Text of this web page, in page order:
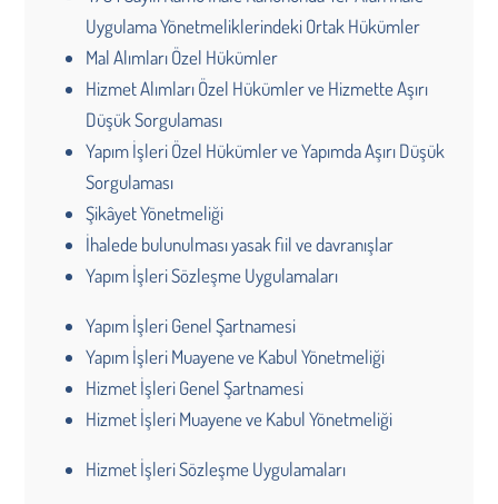
Uygulama Yönetmeliklerindeki Ortak Hükümler
Mal Alımları Özel Hükümler
Hizmet Alımları Özel Hükümler ve Hizmette Aşırı
Düşük Sorgulaması
Yapım İşleri Özel Hükümler ve Yapımda Aşırı Düşük
Sorgulaması
Şikâyet Yönetmeliği
İhalede bulunulması yasak fiil ve davranışlar
Yapım İşleri Sözleşme Uygulamaları
Yapım İşleri Genel Şartnamesi
Yapım İşleri Muayene ve Kabul Yönetmeliği
Hizmet İşleri Genel Şartnamesi
Hizmet İşleri Muayene ve Kabul Yönetmeliği
Hizmet İşleri Sözleşme Uygulamaları